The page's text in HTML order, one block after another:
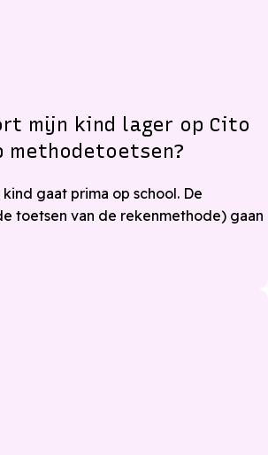
mijn kind lager op Cito
methodetoetsen?
gaat prima op school. De
toetsen van de rekenmethode) gaan